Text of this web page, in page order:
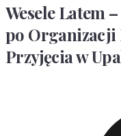
Wesele Latem
po Organizacji
Przyjęcia w